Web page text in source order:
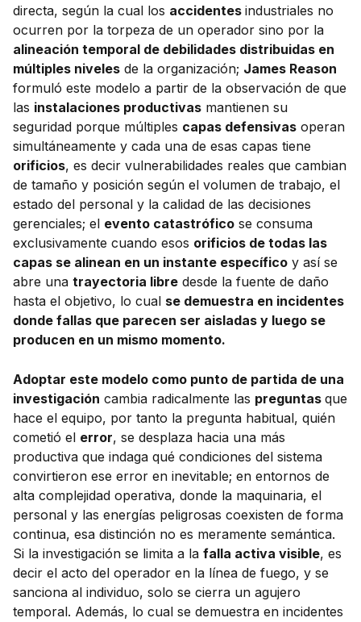
directa, según la cual los accidentes industriales no
ocurren por la torpeza de un operador sino por la
alineación temporal de debilidades distribuidas en
múltiples niveles de la organización; James Reason
formuló este modelo a partir de la observación de que
las instalaciones productivas mantienen su
seguridad porque múltiples capas defensivas operan
simultáneamente y cada una de esas capas tiene
orificios, es decir vulnerabilidades reales que cambian
de tamaño y posición según el volumen de trabajo, el
estado del personal y la calidad de las decisiones
gerenciales; el evento catastrófico se consuma
exclusivamente cuando esos orificios de todas las
capas se alinean en un instante específico y así se
abre una trayectoria libre desde la fuente de daño
hasta el objetivo, lo cual se demuestra en incidentes
donde fallas que parecen ser aisladas y luego se
producen en un mismo momento.
Adoptar este modelo como punto de partida de una
investigación cambia radicalmente las preguntas que
hace el equipo, por tanto la pregunta habitual, quién
cometió el error, se desplaza hacia una más
productiva que indaga qué condiciones del sistema
convirtieron ese error en inevitable; en entornos de
alta complejidad operativa, donde la maquinaria, el
personal y las energías peligrosas coexisten de forma
continua, esa distinción no es meramente semántica.
Si la investigación se limita a la falla activa visible, es
decir el acto del operador en la línea de fuego, y se
sanciona al individuo, solo se cierra un agujero
temporal. Además, lo cual se demuestra en incidentes